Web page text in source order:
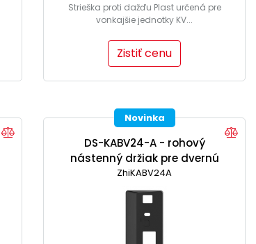
Strieška proti dažďu Plast určená pre
vonkajšie jednotky KV...
Zistiť cenu
Novinka
DS-KABV24-A - rohový
nástenný držiak pre dvernú
jednotku
ZhiKABV24A